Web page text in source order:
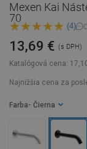
Mexen Kai
70
(4)
Katalógová cena:
13,69 € (s DPH)
Najnižšia cena za
Farba - Čierna